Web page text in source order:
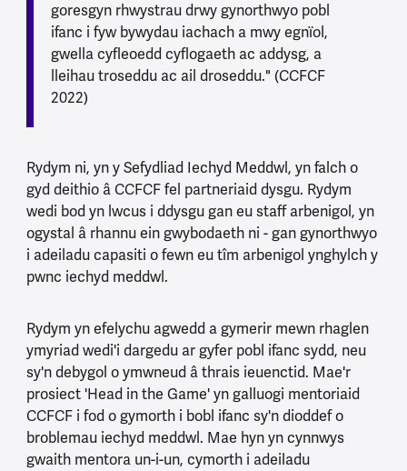
goresgyn rhwystrau drwy gynorthwyo pobl
ifanc i fyw bywydau iachach a mwy egnïol,
gwella cyfleoedd cyflogaeth ac addysg, a
lleihau troseddu ac ail droseddu." (CCFCF
2022)
Rydym ni, yn y Sefydliad Iechyd Meddwl, yn falch o
gyd deithio â CCFCF fel partneriaid dysgu. Rydym
wedi bod yn lwcus i ddysgu gan eu staff arbenigol, yn
ogystal â rhannu ein gwybodaeth ni - gan gynorthwyo
i adeiladu capasiti o fewn eu tîm arbenigol ynghylch y
pwnc iechyd meddwl.
Rydym yn efelychu agwedd a gymerir mewn rhaglen
ymyriad wedi'i dargedu ar gyfer pobl ifanc sydd, neu
sy'n debygol o ymwneud â thrais ieuenctid. Mae'r
prosiect 'Head in the Game' yn galluogi mentoriaid
CCFCF i fod o gymorth i bobl ifanc sy'n dioddef o
broblemau iechyd meddwl. Mae hyn yn cynnwys
gwaith mentora un-i-un, cymorth i adeiladu